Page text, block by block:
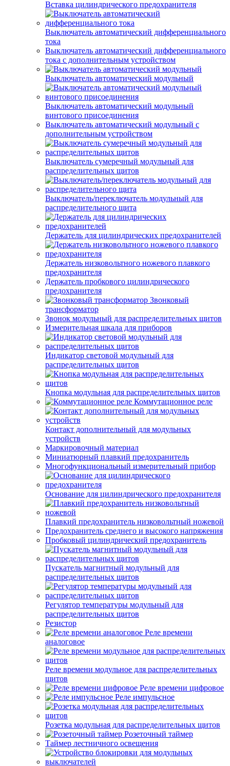
Вставка цилиндрического предохранителя
Выключатель автоматический дифференциального
тока
Выключатель автоматический дифференциального
тока с дополнительным устройством
Выключатель автоматический модульный
Выключатель автоматический модульный
винтового присоединения
Выключатель автоматический модульный с
дополнительным устройством
Выключатель сумеречный модульный для
распределительных щитов
Выключатель/переключатель модульный для
распределительного щита
Держатель для цилиндрических предохранителей
Держатель низковольтного ножевого плавкого
предохранителя
Держатель пробкового цилиндрического
предохранителя
Звонковый
трансформатор
Звонок модульный для распределительных щитов
Измерительная шкала для приборов
Индикатор световой модульный для
распределительных щитов
Кнопка модульная для распределительных щитов
Коммутационное реле
Контакт дополнительный для модульных
устройств
Маркировочный материал
Миниатюрный плавкий предохранитель
Многофункциональный измерительный прибор
Основание для цилиндрического предохранителя
Плавкий предохранитель низковольтный ножевой
Предохранитель среднего и высокого напряжения
Пробковый цилиндрический предохранитель
Пускатель магнитный модульный для
распределительных щитов
Регулятор температуры модульный для
распределительных щитов
Резистор
Реле времени
аналоговое
Реле времени модульное для распределительных
щитов
Реле времени цифровое
Реле импульсное
Розетка модульная для распределительных щитов
Розеточный таймер
Таймер лестничного освещения